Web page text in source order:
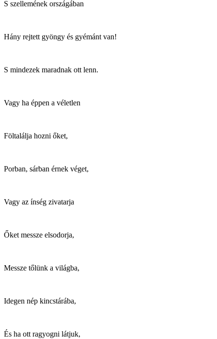
S szellemének országában
Hány rejtett gyöngy és gyémánt van!
S mindezek maradnak ott lenn.
Vagy ha éppen a véletlen
Föltalálja hozni őket,
Porban, sárban érnek véget,
Vagy az ínség zivatarja
Őket messze elsodorja,
Messze tőlünk a világba,
Idegen nép kincstárába,
És ha ott ragyogni látjuk,